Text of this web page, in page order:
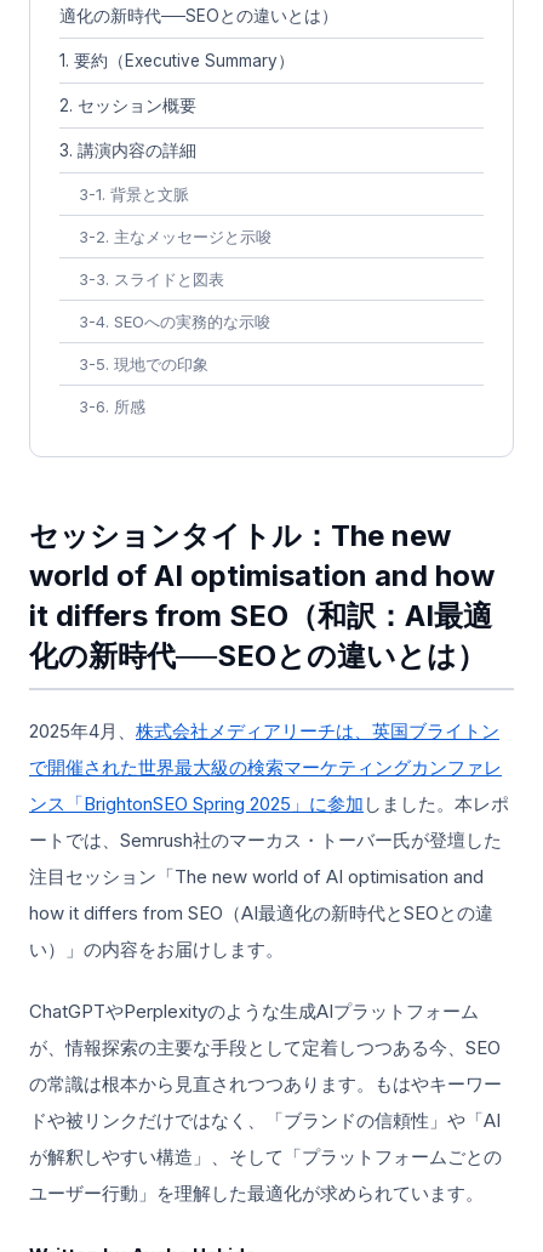
適化の新時代──SEOとの違いとは）
1. 要約（Executive Summary）
2. セッション概要
3. 講演内容の詳細
3-1. 背景と文脈
3-2. 主なメッセージと示唆
3-3. スライドと図表
3-4. SEOへの実務的な示唆
3-5. 現地での印象
3-6. 所感
セッションタイトル：The new
world of AI optimisation and how
it differs from SEO（和訳：AI最適
化の新時代──SEOとの違いとは）
2025年4月、 株式会社メディアリーチは、英国ブライトン
で開催された世界最大級の検索マーケティングカンファレ
ンス「BrightonSEO Spring 2025」に参加 しました。本レポ
ートでは、Semrush社のマーカス・トーバー氏が登壇した
注目セッション「The new world of AI optimisation and
how it differs from SEO（AI最適化の新時代とSEOとの違
い）」の内容をお届けします。
ChatGPTやPerplexityのような生成AIプラットフォーム
が、情報探索の主要な手段として定着しつつある今、SEO
の常識は根本から見直されつつあります。もはやキーワー
ドや被リンクだけではなく、「ブランドの信頼性」や「AI
が解釈しやすい構造」、そして「プラットフォームごとの
ユーザー行動」を理解した最適化が求められています。